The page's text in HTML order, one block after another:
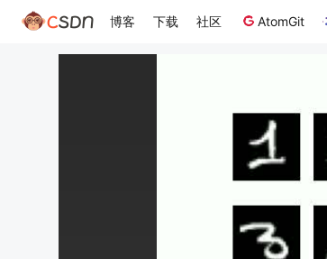
博客 下载 社区 AtomGit